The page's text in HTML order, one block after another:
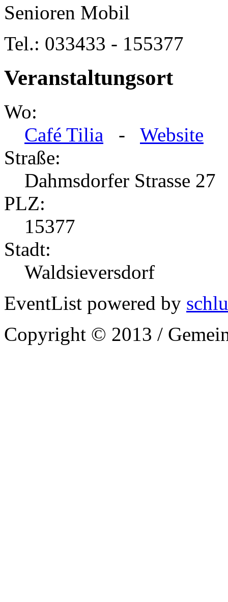
Senioren Mobil
Tel.: 033433 - 155377
Veranstaltungsort
Wo:
Café Tilia - Website
Straße:
Dahmsdorfer Strasse 27
PLZ:
15377
Stadt:
Waldsieversdorf
EventList powered by
Copyright © 2013 /